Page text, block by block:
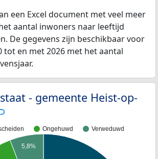
een Excel document met veel meer
aantal inwoners naar leeftijd
De gegevens zijn beschikbaar voor
tot en met 2026 met het aantal
- gemeente Heist-op-
Ongehuwd Verweduwd
5,8%